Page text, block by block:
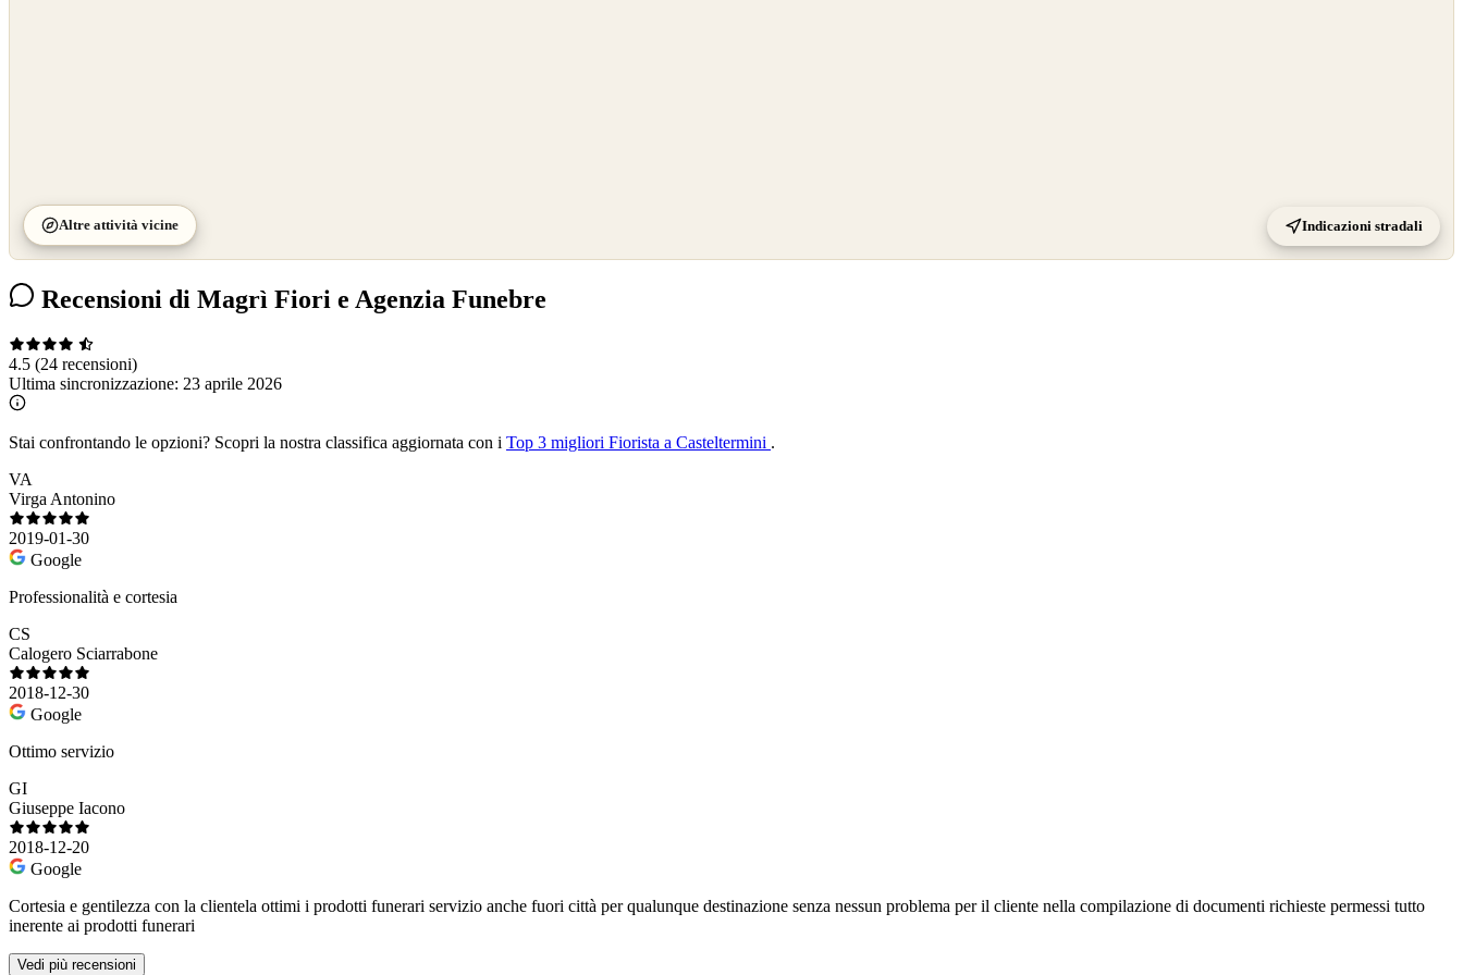
Altre attività vicine Indicazioni stradali
Recensioni di Magrì Fiori e Agenzia Funebre
4.5 (24 recensioni)
Ultima sincronizzazione: 23 aprile 2026
Stai confrontando le opzioni? Scopri la nostra classifica aggiornata con i Top 3 migliori Fiorista a Casteltermini .
VA
Virga Antonino
2019-01-30
Google
Professionalità e cortesia
CS
Calogero Sciarrabone
2018-12-30
Google
Ottimo servizio
GI
Giuseppe Iacono
2018-12-20
Google
Cortesia e gentilezza con la clientela ottimi i prodotti funerari servizio anche fuori città per qualunque destinazione senza nessun problema per il cliente nella compilazione di documenti richieste permessi tutto
inerente ai prodotti funerari
Vedi più recensioni